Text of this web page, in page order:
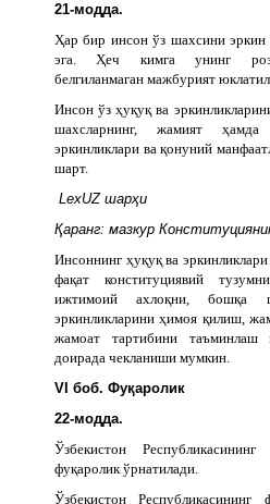
21-модда.
Ҳар бир инсон ўз шахсини эркин
эга. Ҳеч кимга унинг
белгиланмаган мажбурият
Инсон ўз ҳуқуқ ва
шахсларнинг, жамият ҳамда
эркинликлари ва қонуний
шарт.
LexUZ шарҳи
Қаранг: мазкур
Инсоннинг ҳуқуқ ва
фақат конституциявий
ижтимоий ахлоқни, бошқа
эркинликларини ҳимоя қилиш,
жамоат тартибини таъминлаш
доирада чекланиши мумкин.
VI боб. Фуқаролик
22-модда.
Ўзбекистон
фуқаролик ўрнатилади.
Ўзбекистон Республикасининг